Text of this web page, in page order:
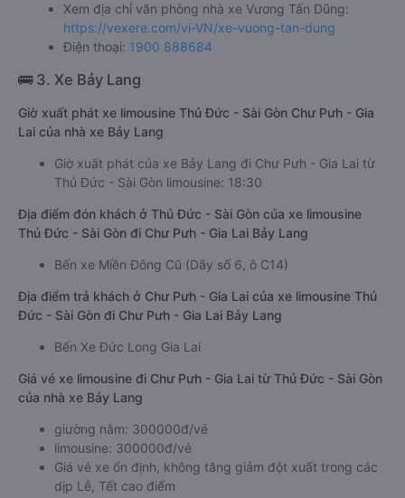
Xem địa chỉ văn phòng nhà xe Vương Tấn Dũng:
https://vexere.com/vi-VN/xe-vuong-tan-dung
Điện thoại: 1900 888684
🚌 3. Xe Bảy Lang
Giờ xuất phát xe limousine Thủ Đức - Sài Gòn Chư Pưh - Gia
Lai của nhà xe Bảy Lang
Giờ xuất phát của xe Bảy Lang đi Chư Pưh - Gia Lai từ
Thủ Đức - Sài Gòn limousine: 18:30
Địa điểm đón khách ở Thủ Đức - Sài Gòn của xe limousine
Thủ Đức - Sài Gòn đi Chư Pưh - Gia Lai Bảy Lang
Bến xe Miền Đông Cũ (Dãy số 6, ô C14)
Địa điểm trả khách ở Chư Pưh - Gia Lai của xe limousine Thủ
Đức - Sài Gòn đi Chư Pưh - Gia Lai Bảy Lang
Bến Xe Đức Long Gia Lai
Giá vé xe limousine đi Chư Pưh - Gia Lai từ Thủ Đức - Sài Gòn
của nhà xe Bảy Lang
giường nằm: 300000đ/vé
limousine: 300000đ/vé
Giá vé xe ổn định, không tăng giảm đột xuất trong các
dịp Lễ, Tết cao điểm